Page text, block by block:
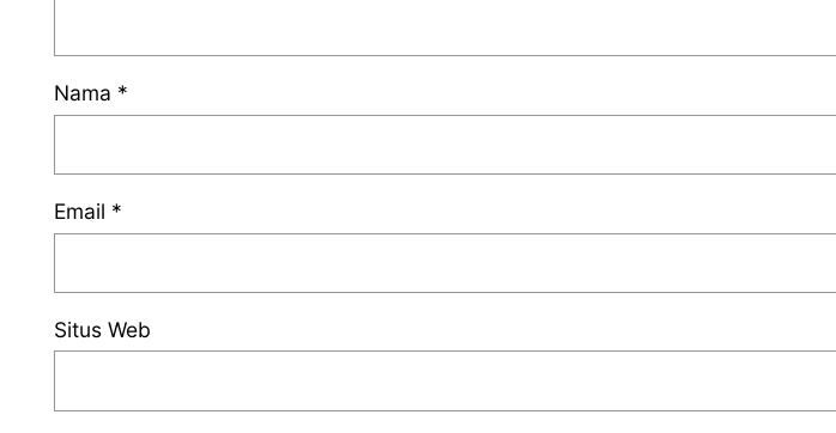
Nama *
Email *
Situs Web